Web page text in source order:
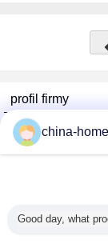
profil firmy
Alarms Series
sprawdzonych
china-
Good day, what